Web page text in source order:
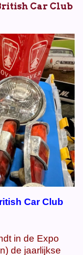
Car Club
Car Club
in de Expo
de jaarlijkse